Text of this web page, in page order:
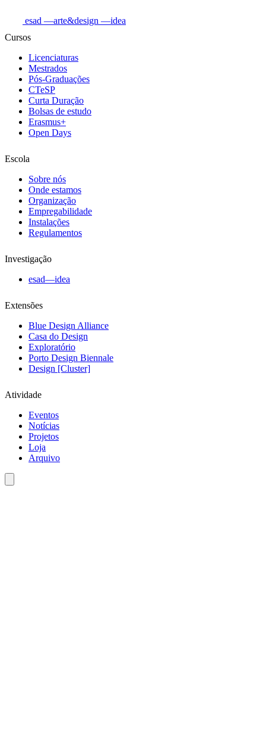
esad —arte&design —idea
Cursos
Licenciaturas
Mestrados
Pós-Graduações
CTeSP
Curta Duração
Bolsas de estudo
Erasmus+
Open Days
Escola
Sobre nós
Onde estamos
Organização
Empregabilidade
Instalações
Regulamentos
Investigação
esad—idea
Extensões
Blue Design Alliance
Casa do Design
Exploratório
Porto Design Biennale
Design [Cluster]
Atividade
Eventos
Notícias
Projetos
Loja
Arquivo